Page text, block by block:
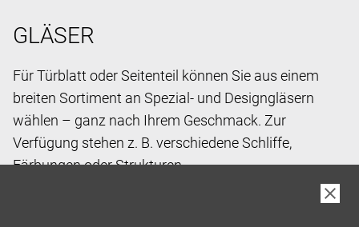
GLÄSER
Für Türblatt oder Seitenteil können Sie aus einem
breiten Sortiment an Spezial- und Designgläsern
wählen – ganz nach Ihrem Geschmack. Zur
Verfügung stehen z. B. verschiedene Schliffe,
Färbungen oder Strukturen.